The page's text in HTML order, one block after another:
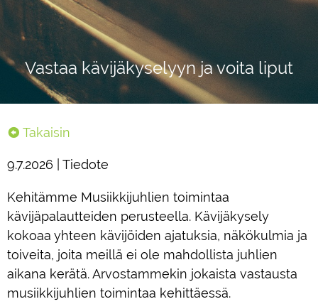
Vastaa kävijäkyselyyn ja voita liput
Takaisin
9.7.2026 | Tiedote
Kehitämme Musiikkijuhlien toimintaa
kävijäpalautteiden perusteella. Kävijäkysely
kokoaa yhteen kävijöiden ajatuksia, näkökulmia ja
toiveita, joita meillä ei ole mahdollista juhlien
aikana kerätä. Arvostammekin jokaista vastausta
musiikkijuhlien toimintaa kehittäessä.